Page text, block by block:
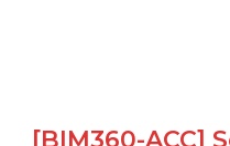
[BIM360-ACC]